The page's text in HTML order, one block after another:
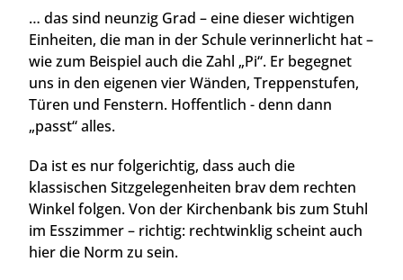
… das sind neunzig Grad – eine dieser wichtigen
Einheiten, die man in der Schule verinnerlicht hat –
wie zum Beispiel auch die Zahl „Pi“. Er begegnet
uns in den eigenen vier Wänden, Treppenstufen,
Türen und Fenstern. Hoffentlich - denn dann
„passt“ alles.
Da ist es nur folgerichtig, dass auch die
klassischen Sitzgelegenheiten brav dem rechten
Winkel folgen. Von der Kirchenbank bis zum Stuhl
im Esszimmer – richtig: rechtwinklig scheint auch
hier die Norm zu sein.